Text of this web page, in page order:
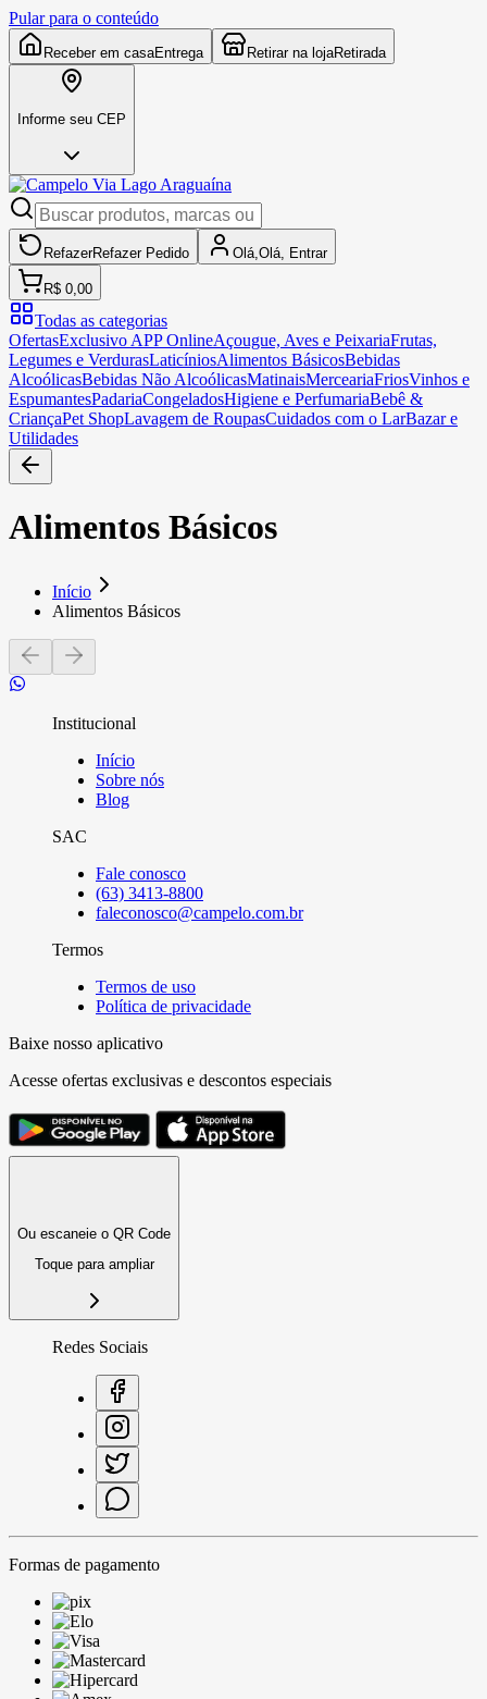
Pular para o conteúdo
Receber em casaEntrega Retirar na lojaRetirada
Informe seu CEP
RefazerRefazer Pedido Olá, Olá, Entrar
R$ 0,00
Todas as categorias
OfertasExclusivo APP OnlineAçougue, Aves e PeixariaFrutas,
Legumes e VerdurasLaticíniosAlimentos BásicosBebidas
AlcoólicasBebidas Não AlcoólicasMatinaisMerceariaFriosVinhos e
EspumantesPadariaCongeladosHigiene e PerfumariaBebê &
CriançaPet ShopLavagem de RoupasCuidados com o LarBazar e
Utilidades
Alimentos Básicos
Início
Alimentos Básicos
Institucional
Início
Sobre nós
Blog
SAC
Fale conosco
(63) 3413-8800
faleconosco@campelo.com.br
Termos
Termos de uso
Política de privacidade
Baixe nosso aplicativo
Acesse ofertas exclusivas e descontos especiais
Ou escaneie o QR Code
Toque para ampliar
Redes Sociais
Formas de pagamento